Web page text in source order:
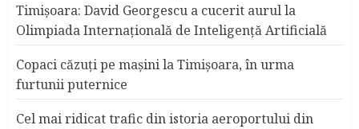
Timișoara: David Georgescu a cucerit aurul la
Olimpiada Internațională de Inteligență Artificială
Copaci căzuţi pe maşini la Timişoara, în urma
furtunii puternice
Cel mai ridicat trafic din istoria aeroportului din